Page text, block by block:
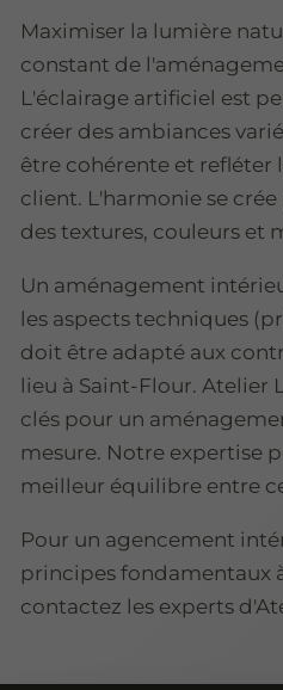
Maximiser la lumière
constant de
L'éclairage artificiel est
créer des ambiances
être cohérente et refléter
client. L'harmonie se
des textures, couleurs et
Un aménagement
les aspects techniques
doit être adapté aux
lieu à Saint-Flour. Atelier
clés pour un
mesure. Notre expertise
meilleur équilibre entre
Pour un agencement
principes fondamentaux
contactez les experts